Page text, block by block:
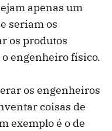
apenas um
seriam os
os produtos
engenheiro físico.
os engenheiros
coisas de
exemplo é o de